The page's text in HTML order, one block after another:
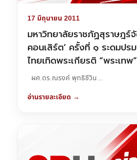
17 มิถุนายน 2011
มหาวิทยาลัยราชภัฏสุราษฎร์
คอนเสิร์ต’ ครั้งที่ ๑ ระดมปร
ไทยเทิดพระเกียรติ “พระเทพ”
ผศ.ดร.ณรงค์ พุทธิชีวิน...
อ่านรายละเอียด →